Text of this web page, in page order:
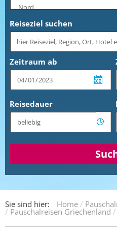
Reiseziel suchen
Zeitraum ab
Reisedauer
Sie sind hier: Home
Pauschalreisen Griechenland